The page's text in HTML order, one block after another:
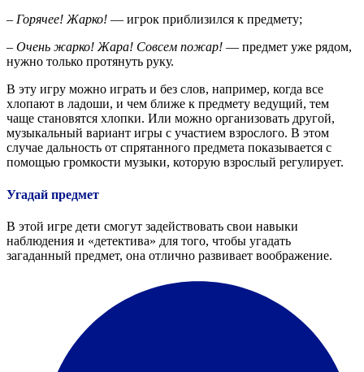
– Горячее! Жарко! — игрок приблизился к предмету;
– Очень жарко! Жара! Совсем пожар! — предмет уже рядом,
нужно только протянуть руку.
В эту игру можно играть и без слов, например, когда все
хлопают в ладоши, и чем ближе к предмету ведущий, тем
чаще становятся хлопки. Или можно организовать другой,
музыкальный вариант игры с участием взрослого. В этом
случае дальность от спрятанного предмета показывается с
помощью громкости музыки, которую взрослый регулирует.
Угадай предмет
В этой игре дети смогут задействовать свои навыки
наблюдения и «детектива» для того, чтобы угадать
загаданный предмет, она отлично развивает воображение.